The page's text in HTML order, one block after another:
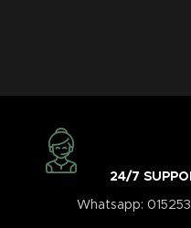
24/7
Whatsapp: